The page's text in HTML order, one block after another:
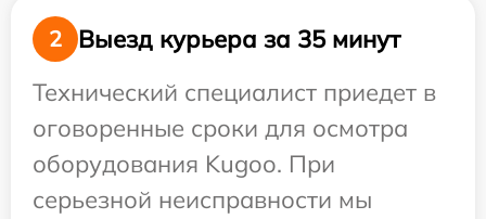
2
Выезд курьера за 35 минут
Технический специалист приедет в
оговоренные сроки для осмотра
оборудования Kugoo. При
серьезной неисправности мы